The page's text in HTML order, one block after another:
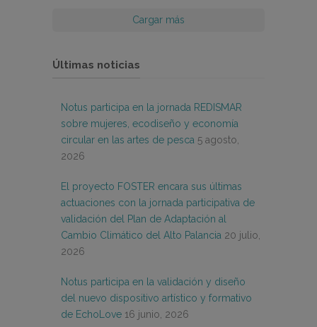
Cargar más
Últimas noticias
Notus participa en la jornada REDISMAR
sobre mujeres, ecodiseño y economía
circular en las artes de pesca 5 agosto,
2026
El proyecto FOSTER encara sus últimas
actuaciones con la jornada participativa de
validación del Plan de Adaptación al
Cambio Climático del Alto Palancia 20 julio,
2026
Notus participa en la validación y diseño
del nuevo dispositivo artístico y formativo
de EchoLove 16 junio, 2026